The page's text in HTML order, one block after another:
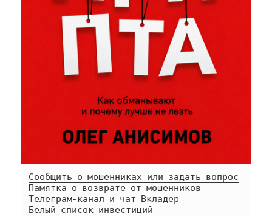
Сообщить о мошенниках или задать вопрос
Памятка о возврате от мошенников
Телеграм-канал и чат
Белый список инвестиций